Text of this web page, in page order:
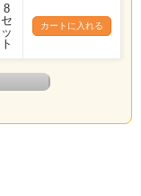
8
セ
ッ
ト